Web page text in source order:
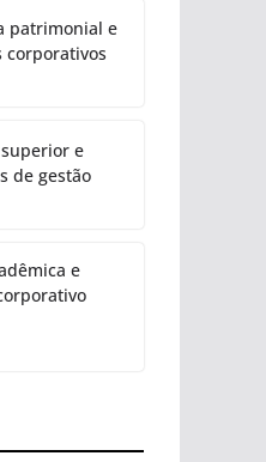
patrimonial e
corporativos
e
de gestão
e